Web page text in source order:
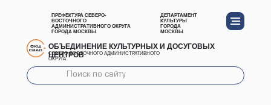
ПРЕФЕКТУРА СЕВЕРО-
ВОСТОЧНОГО
АДМИНИСТРАТИВНОГО ОКРУГА
ГОРОДА МОСКВЫ
ДЕПАРТАМЕНТ
КУЛЬТУРЫ
ГОРОДА
МОСКВЫ
ОБЪЕДИНЕНИЕ КУЛЬТУРНЫХ И ДОСУГОВЫХ
ЦЕНТРОВ
СЕВЕРО-ВОСТОЧНОГО АДМИНИСТРАТИВНОГО
ОКРУГА